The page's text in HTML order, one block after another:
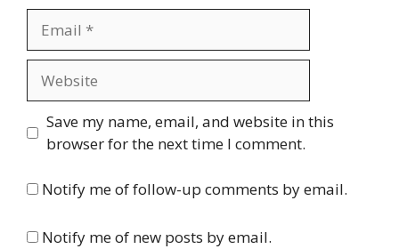
Save my name, email, and website in this
browser for the next time I comment.
Notify me of follow-up comments by email.
Notify me of new posts by email.